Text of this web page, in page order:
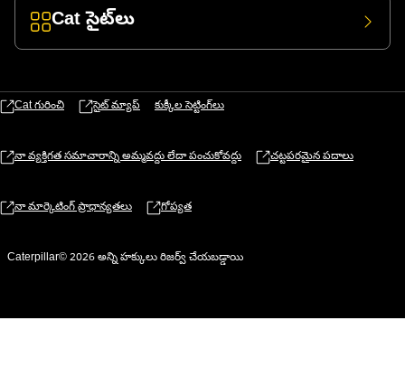
Cat సైట్‌లు
Cat గురించి సైట్ మ్యాప్ కుక్కీల సెట్టింగ్‌లు
నా వ్యక్తిగత సమాచారాన్ని అమ్మవద్దు లేదా పంచుకోవద్దు చట్టపరమైన పదాలు
నా మార్కెటింగ్ ప్రాధాన్యతలు గోప్యత
Caterpillar© 2026 అన్ని హక్కులు రిజర్వ్ చేయబడ్డాయి